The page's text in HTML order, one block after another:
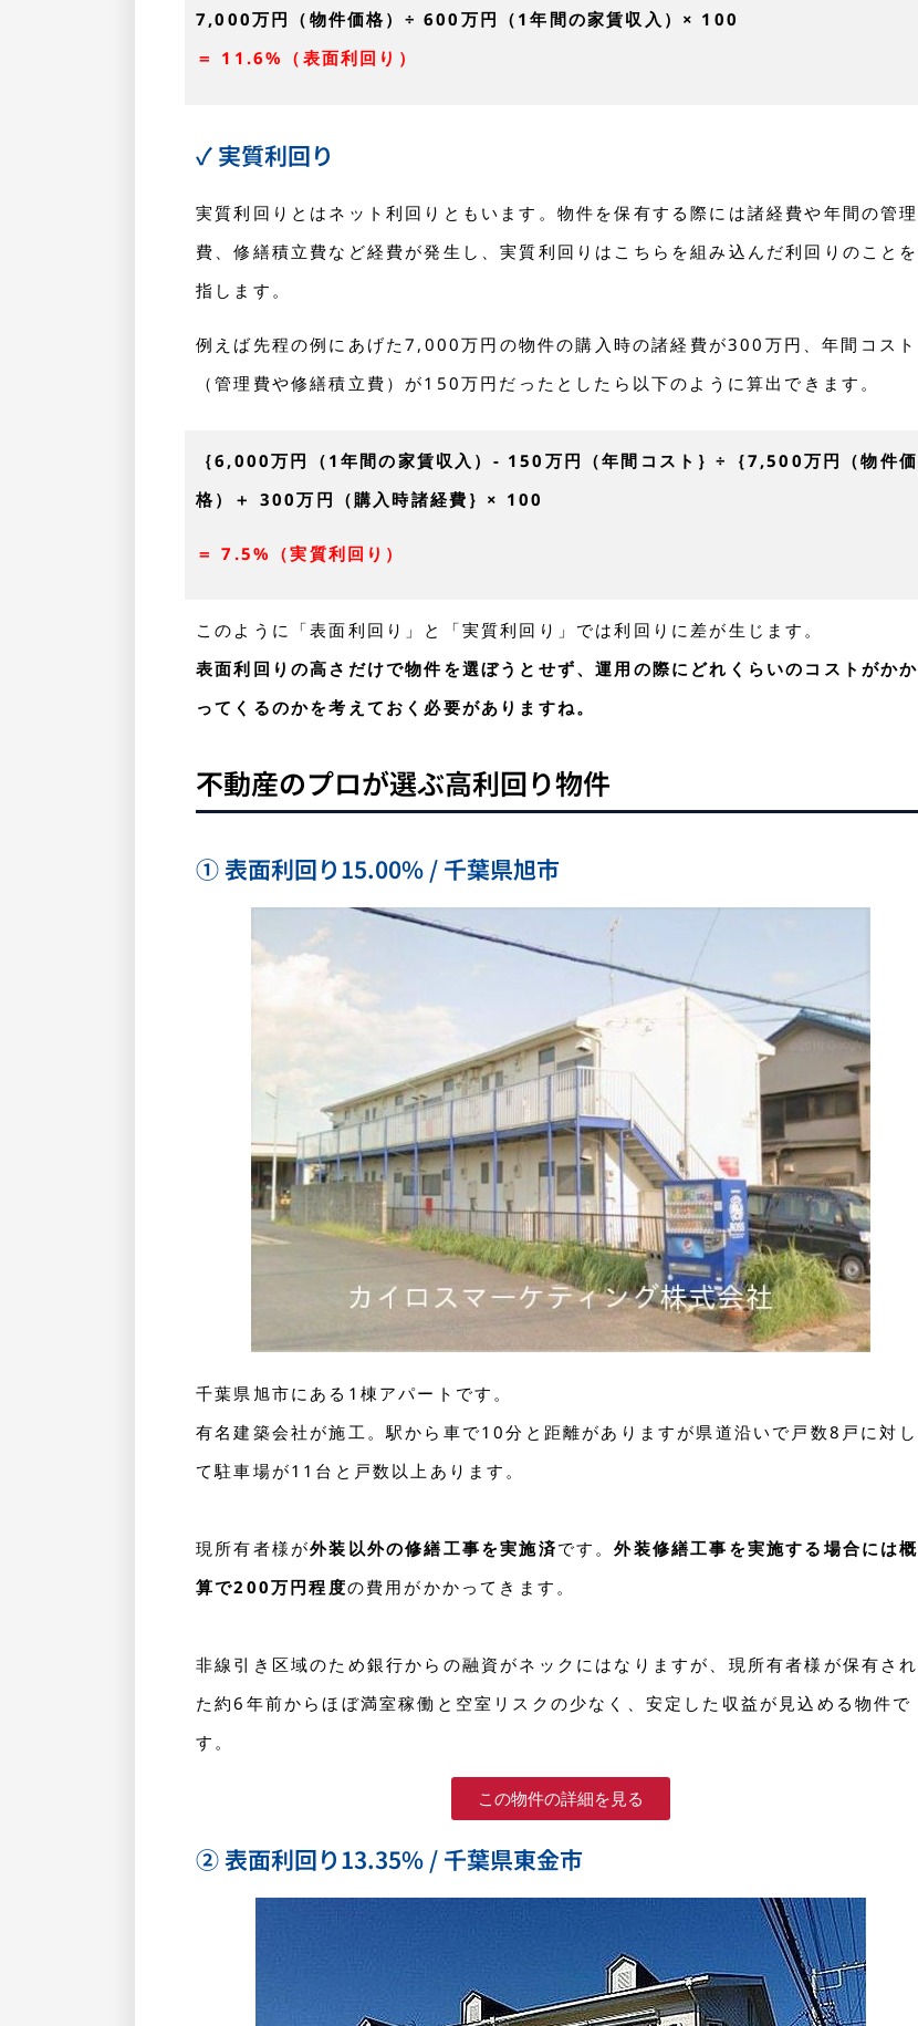
7,000万円（物件価格）÷ 600万円（1年間の家賃収入）× 100
＝ 11.6%（表面利回り）
✓ 実質利回り
実質利回りとはネット利回りともいます。物件を保有する際には諸経費や年間の管理
費、修繕積立費など経費が発生し、実質利回りはこちらを組み込んだ利回りのことを
指します。
例えば先程の例にあげた7,000万円の物件の購入時の諸経費が300万円、年間コスト
（管理費や修繕積立費）が150万円だったとしたら以下のように算出できます。
｛6,000万円（1年間の家賃収入）- 150万円（年間コスト｝÷｛7,500万円（物件価
格）＋ 300万円（購入時諸経費 ｝ × 100
＝ 7.5%（実質利回り）
このように「表面利回り」と「実質利回り」では利回りに差が生じます。
表面利回りの高さだけで物件を選ぼうとせず、運用の際にどれくらいのコストがかか
ってくるのかを考えておく必要がありますね。
不動産のプロが選ぶ高利回り物件
① 表面利回り15.00% / 千葉県旭市
千葉県旭市にある1棟アパートです。
有名建築会社が施工。駅から車で10分と距離がありますが県道沿いで戸数8戸に対し
て駐車場が11台と戸数 以上あります。
現所有者様が外装以外の修繕工事を実施済です。外装修繕工事を実施する場合には概
算で200万円程度の費用がかかってきます。
非線引き区域のため銀行からの融資がネックにはなりますが
、現所有者様が保有され
た約6年前からほぼ満室稼働と空室リスクの少なく、安定した収益が見込める物件で
す。
この物件の詳細を見る
② 表面利回り13.35% / 千葉県東金市